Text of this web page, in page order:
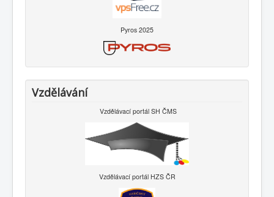
Pyros 2025
Vzdělávání
Vzdělávací portál SH ČMS
Vzdělávací portál HZS ČR